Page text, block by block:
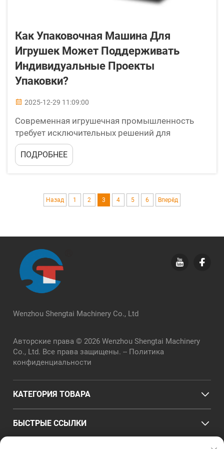
Как Упаковочная Машина Для
Игрушек Может Поддерживать
Индивидуальные Проекты
Упаковки?
2025-12-29 11:09:00
Современная игрушечная промышленность
требует исключительных решений для
упаковки, которые защищают продукцию и в то
же время создают запоминающийся опыт
распаковки. Машина для упаковки игрушек в
революционный шаг вперёд в технологии
автоматизированной упаковки, позволяя...
ПОДРОБНЕЕ
Назад 1 2 3 4 5 6 Вперёд
Wenzhou Shengtai Machinery Co., Ltd
Авторские права © 2026 Wenzhou Shengtai Machinery
Co., Ltd. Все права защищены. -- Политика
конфиденциальности
КАТЕГОРИЯ ТОВАРА
БЫСТРЫЕ ССЫЛКИ